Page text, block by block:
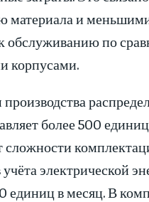
материала и
обслуживанию по
корпусами.
более 500
сложности
электрической
единиц в месяц. В